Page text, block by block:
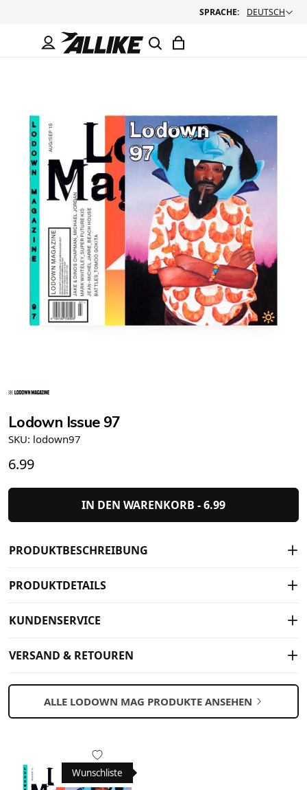
SPRACHE: DEUTSCH
Lodown Issue 97
SKU: lodown97
6.99
IN DEN WARENKORB -6.99
PRODUKTBESCHREIBUNG
PRODUKTDETAILS
KUNDENSERVICE
VERSAND & RETOUREN
ALLE LODOWN MAG PRODUKTE ANSEHEN
Wunschliste